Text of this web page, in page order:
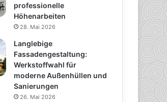
professionelle
Höhenarbeiten
28. Mai 2026
Langlebige
Fassadengestaltung:
Werkstoffwahl für
moderne Außenhüllen und
Sanierungen
26. Mai 2026